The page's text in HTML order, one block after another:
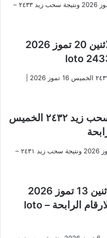
نتائج سحب اللوتو 2433 الاثنين 20 تموز 2026
نتائج اللوتو 2432 و نتيجة سحب زيد ٢٤٣٢ الخميس
نتائج سحب اللوتو 2431 الاثنين 13 تموز 2026
ونتيجة سحب زيد ٢٤٣١ – الارقام الرابحة – loto